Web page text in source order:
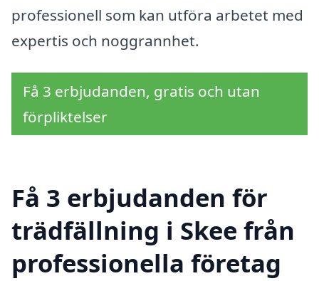
professionell som kan utföra arbetet med
expertis och noggrannhet.
Få 3 erbjudanden, gratis och utan
förpliktelser
Få 3 erbjudanden för
trädfällning i Skee från
professionella företag